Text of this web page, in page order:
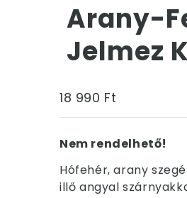
Arany-
Jelmez
18 990 Ft
Nem rendelhető!
Hófehér, arany
illő angyal